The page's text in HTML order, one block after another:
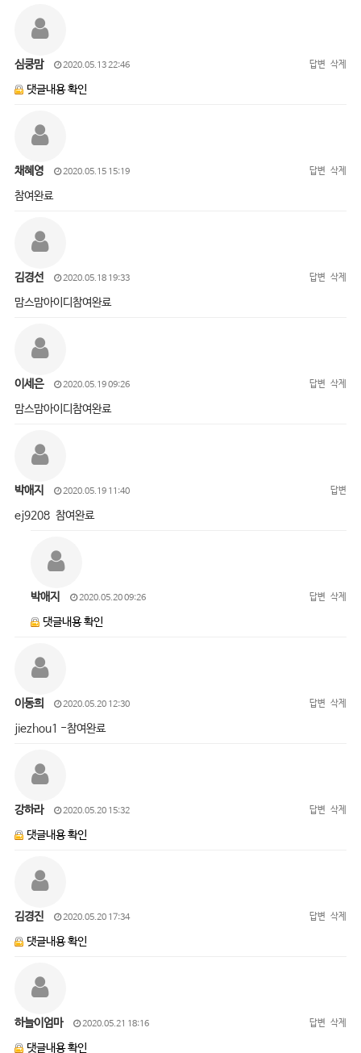
심쿵맘 2020.05.13 22:46 답변 삭제
댓글내용 확인
채혜영 2020.05.15 15:19 답변 삭제
참여완료
김경선 2020.05.18 19:33 답변 삭제
맘스맘아이디참여완료
이세은 2020.05.19 09:26 답변 삭제
맘스맘아이디참여완료
박애지 2020.05.19 11:40 답변
ej9208 참여완료
박애지 2020.05.20 09:26 답변 삭제
댓글내용 확인
이동희 2020.05.20 12:30 답변 삭제
jiezhou1 -참여완료
강하라 2020.05.20 15:32 답변 삭제
댓글내용 확인
김경진 2020.05.20 17:34 답변 삭제
댓글내용 확인
하늘이엄마 2020.05.21 18:16 답변 삭제
댓글내용 확인